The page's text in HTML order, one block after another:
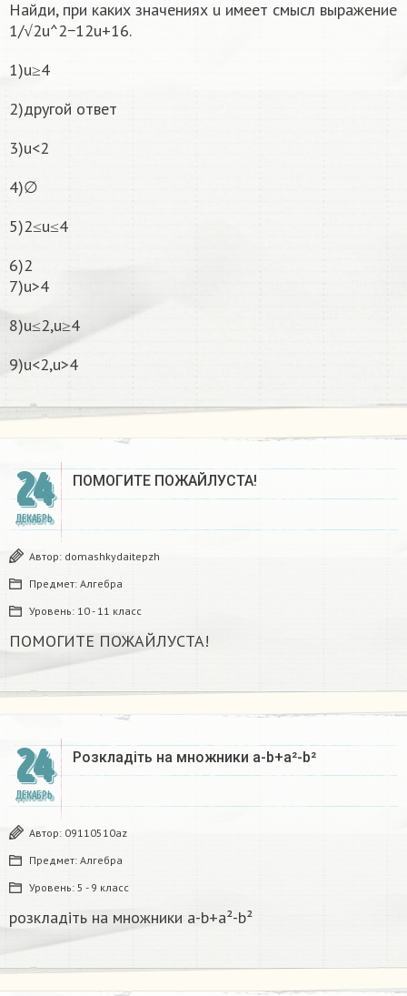
Найди, при каких значениях u имеет смысл выражение
1/√2u^2−12u+16.
1)u≥4
2)другой ответ
3)u<2
4)∅
5)2≤u≤4
6)2
7)u>4
8)u≤2,u≥4
9)u<2,u>4
24
ДЕКАБРЬ
ПОМОГИТЕ ПОЖАЙЛУСТА!
Автор: domashkydaitepzh
Предмет: Алгебра
Уровень: 10 - 11 класс
ПОМОГИТЕ ПОЖАЙЛУСТА!
24
ДЕКАБРЬ
Розкладіть на множники а-b+a²-b²​
Автор: 09110510az
Предмет: Алгебра
Уровень: 5 - 9 класс
розкладіть на множники а-b+a²-b²​